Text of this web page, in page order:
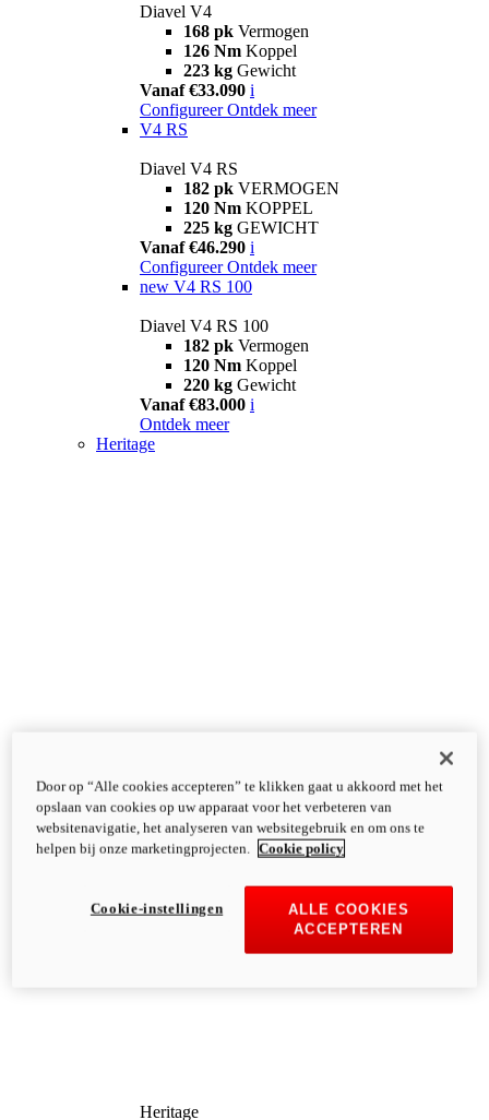
Diavel V4
168 pk Vermogen
126 Nm Koppel
223 kg Gewicht
Vanaf €33.090 i
Configureer Ontdek meer
V4 RS
Diavel V4 RS
182 pk VERMOGEN
120 Nm KOPPEL
225 kg GEWICHT
Vanaf €46.290 i
Configureer Ontdek meer
new V4 RS 100
Diavel V4 RS 100
182 pk Vermogen
120 Nm Koppel
220 kg Gewicht
Vanaf €83.000 i
Ontdek meer
Heritage
Heritage
Door op “Alle cookies accepteren” te klikken gaat u akkoord met het
opslaan van cookies op uw apparaat voor het verbeteren van
websitenavigatie, het analyseren van websitegebruik en om ons te
helpen bij onze marketingprojecten.
Cookie policy
ALLE COOKIES
ACCEPTEREN
Cookie-instellingen